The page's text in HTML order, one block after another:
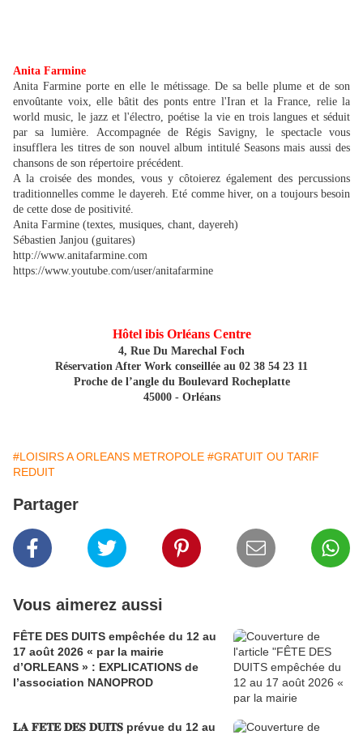
Anita Farmine
Anita Farmine porte en elle le métissage. De sa belle plume et de son
envoûtante voix, elle bâtit des ponts entre l'Iran et la France, relie la
world music, le jazz et l'électro, poétise la vie en trois langues et séduit
par sa lumière. Accompagnée de Régis Savigny, le spectacle vous
insufflera les titres de son nouvel album intitulé Seasons mais aussi des
chansons de son répertoire précédent.
A la croisée des mondes, vous y côtoierez également des percussions
traditionnelles comme le dayereh. Eté comme hiver, on a toujours besoin
de cette dose de positivité.
Anita Farmine (textes, musiques, chant, dayereh)
Sébastien Janjou (guitares)
http://www.anitafarmine.com
https://www.youtube.com/user/anitafarmine
Hôtel ibis Orléans Centre
4, Rue Du Marechal Foch
Réservation After Work conseillée au 02 38 54 23 11
Proche de l’angle du Boulevard Rocheplatte
45000 - Orléans
#LOISIRS A ORLEANS METROPOLE #GRATUIT OU TARIF
REDUIT
Partager
Vous aimerez aussi
FÊTE DES DUITS empêchée du 12 au
17 août 2026 « par la mairie
d’ORLEANS » : EXPLICATIONS de
l’association NANOPROD
𝐋𝐀 𝐅𝐄𝐓𝐄 𝐃𝐄𝐒 𝐃𝐔𝐈𝐓𝐒 prévue du 12 au